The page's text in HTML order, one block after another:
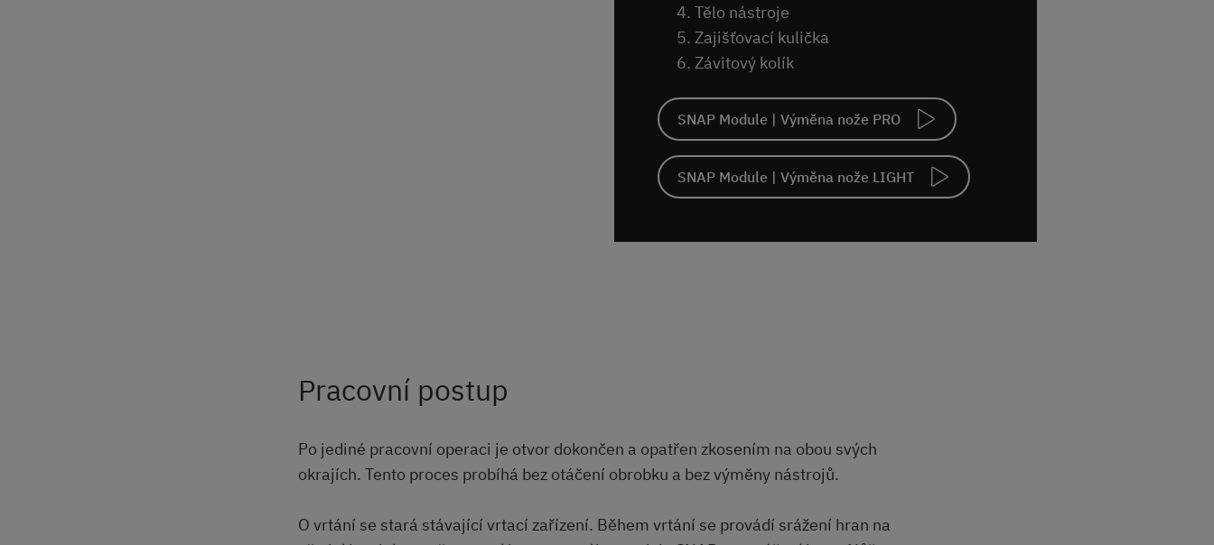
Tělo nástroje
Zajišťovací kulička
Závitový kolík
SNAP Module | Výměna nože PRO
SNAP Module | Výměna nože LIGHT
Pracovní postup
Po jediné pracovní operaci je otvor dokončen a opatřen zkosením na obou svých
okrajích. Tento proces probíhá bez otáčení obrobku a bez výměny nástrojů.
O vrtání se stará stávající vrtací zařízení. Během vrtání se provádí srážení hran na